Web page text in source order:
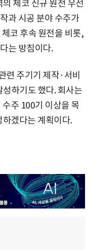
체코 신규 원전 우선
과 시공 분야 수주가
코 후속 원전을 비롯,
는 방침이다.
련 주기기 제작·서비
하기도 했다. 회사는
주 100기 이상을 목
겠다는 계획이다.